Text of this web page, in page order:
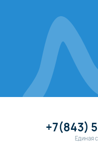
+7(843)
Единая